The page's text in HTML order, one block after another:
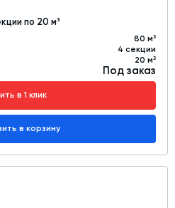
по 20 м³
80 м³
4 секции
20 м³
Под заказ
в 1 клик
в корзину